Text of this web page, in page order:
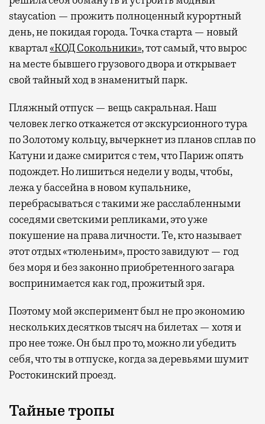
staycation — прожить полноценный курортный
день, не покидая города. Точка старта — новый
квартал«КОД Сокольники», тот самый, что вырос
на месте бывшего грузового двора и открывает
свой тайный ход в знаменитый парк.
Пляжный отпуск — вещь сакральная. Наш
человек легко откажется от экскурсионного тура
по Золотому кольцу, вычеркнет из планов сплав по
Катуни и даже смирится с тем, что Париж опять
подождет. Но лишиться недели у воды, чтобы,
лежа у бассейна в новом купальнике,
перебрасываться с такими же расслабленными
соседями светскими репликами, это уже
покушение на права личности. Те, кто называет
этот отдых «тюленьим», просто завидуют — год
без моря и без законно приобретенного загара
воспринимается как год, прожитый зря.
Поэтому мой эксперимент был не про экономию
нескольких десятков тысяч на билетах — хотя и
про нее тоже. Он был про то, можно ли убедить
себя, что ты в отпуске, когда за деревьями шумит
Ростокинский проезд.
Тайные тропы